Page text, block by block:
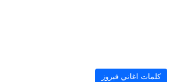
كلمات اغاني فيروز